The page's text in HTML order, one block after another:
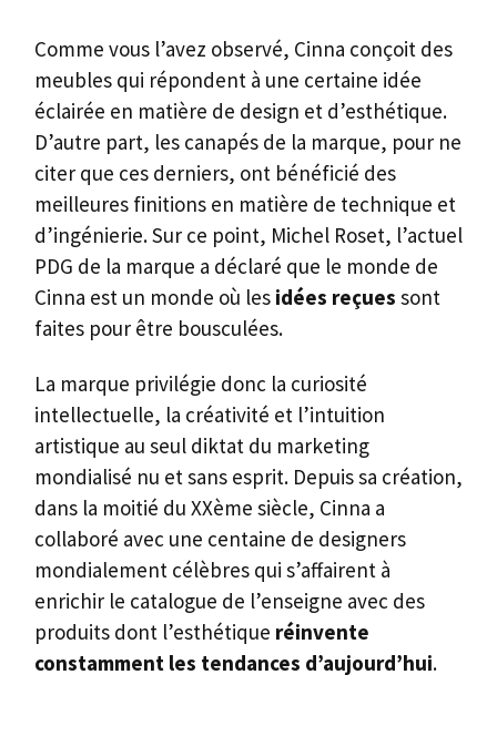
Comme vous l’avez observé, Cinna conçoit des
meubles qui répondent à une certaine idée
éclairée en matière de design et d’esthétique.
D’autre part, les canapés de la marque, pour ne
citer que ces derniers, ont bénéficié des
meilleures finitions en matière de technique et
d’ingénierie. Sur ce point, Michel Roset, l’actuel
PDG de la marque a déclaré que le monde de
Cinna est un monde où les idées reçues sont
faites pour être bousculées.
La marque privilégie donc la curiosité
intellectuelle, la créativité et l’intuition
artistique au seul diktat du marketing
mondialisé nu et sans esprit. Depuis sa création,
dans la moitié du XXème siècle, Cinna a
collaboré avec une centaine de designers
mondialement célèbres qui s’affairent à
enrichir le catalogue de l’enseigne avec des
produits dont l’esthétique réinvente
constamment les tendances d’aujourd’hui.